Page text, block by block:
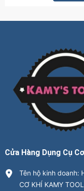
Cửa Hàng Dụng Cụ
Tên hộ kinh doanh:
CƠ KHÍ KAMY